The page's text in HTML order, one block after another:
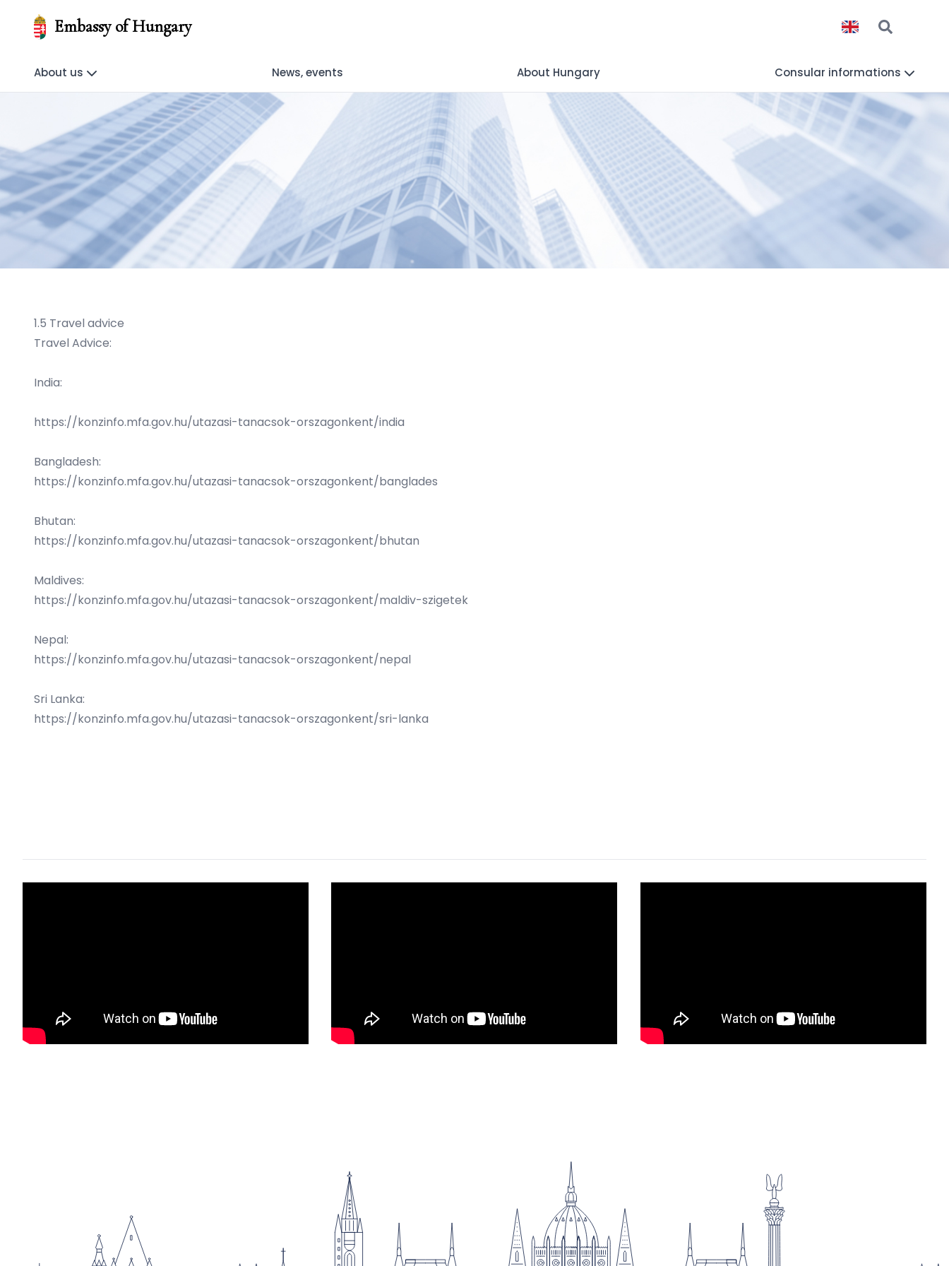
Embassy of Hungary
About us News, events About Hungary Consular informations
1.5 Travel advice
Travel Advice:
India:
https://konzinfo.mfa.gov.hu/utazasi-tanacsok-orszagonkent/india
Bangladesh:
https://konzinfo.mfa.gov.hu/utazasi-tanacsok-orszagonkent/banglades
Bhutan:
https://konzinfo.mfa.gov.hu/utazasi-tanacsok-orszagonkent/bhutan
Maldives:
https://konzinfo.mfa.gov.hu/utazasi-tanacsok-orszagonkent/maldiv-szigetek
Nepal:
https://konzinfo.mfa.gov.hu/utazasi-tanacsok-orszagonkent/nepal
Sri Lanka:
https://konzinfo.mfa.gov.hu/utazasi-tanacsok-orszagonkent/sri-lanka